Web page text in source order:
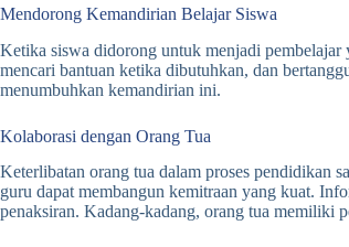
Mendorong Kemandirian Belajar Siswa
Ketika siswa didorong untuk menjadi pembelajar
mencari bantuan ketika dibutuhkan, dan
menumbuhkan kemandirian ini.
Kolaborasi dengan Orang Tua
Keterlibatan orang tua dalam proses pendidikan
guru dapat membangun kemitraan yang kuat.
penaksiran. Kadang-kadang, orang tua memiliki